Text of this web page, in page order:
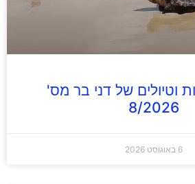
וטיולים של דני בר מס'
8/2026
6 באוגוסט 2026